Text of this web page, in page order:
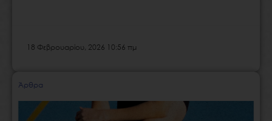
18 Φεβρουαρίου, 2026 10:56 πμ
Άρθρα